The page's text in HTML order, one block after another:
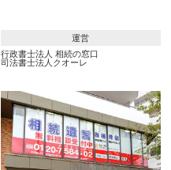
運営
行政書士法人 相続の窓口
司法書士法人クオーレ